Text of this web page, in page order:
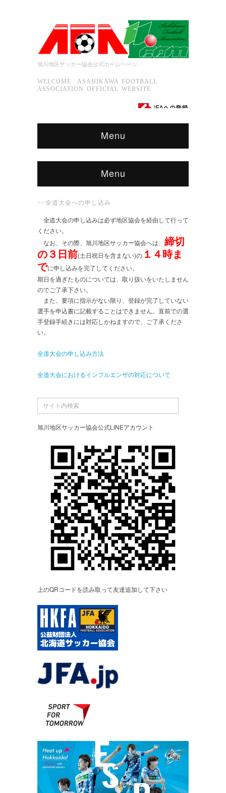
旭川地区サッカー協会公式ホームページ
WELCOME ASAHIKAWA FOOTBALL
ASSOCIATION OFFICIAL WEBSITE
Menu
Menu
>>全道大会への申し込み
全道大会の申し込みは必ず地区協会を経由して行って
ください。
なお、その際、旭川地区サッカー協会へは、 締切
の３日前(土日祝日を含まない)の １４時ま
でに申し込みを完了してください。
期日を過ぎたものについては、取り扱いをいたしません
のでご了承下さい。
また、要項に指示がない限り、登録が完了していない
選手を申込書に記載することはできません。直前での選
手登録手続きには対応しかねますので、ご了承くださ
い。
全道大会の申し込み方法
全道大会におけるインフルエンザの対応について
旭川地区サッカー協会公式LINEアカウント
上のQRコードを読み取って友達追加して下さい